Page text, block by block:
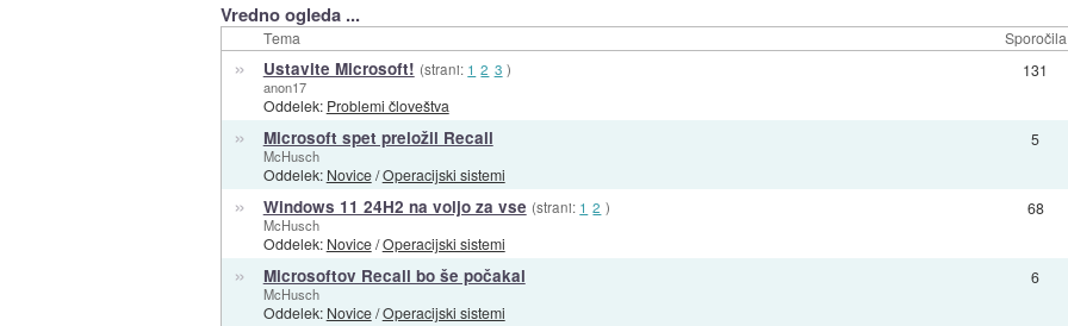
Vredno ogleda ...
Tema Sporočila
» Ustavite Microsoft! (strani: 1 2 3 )
anon17
Oddelek: Problemi človeštva
131
» Microsoft spet preložil Recall
McHusch
Oddelek: Novice/Operacijski sistemi
5
» Windows 11 24H2 na voljo za vse (strani: 1 2 )
McHusch
Oddelek: Novice/Operacijski sistemi
68
» Microsoftov Recall bo še počakal
McHusch
Oddelek: Novice/Operacijski sistemi
6